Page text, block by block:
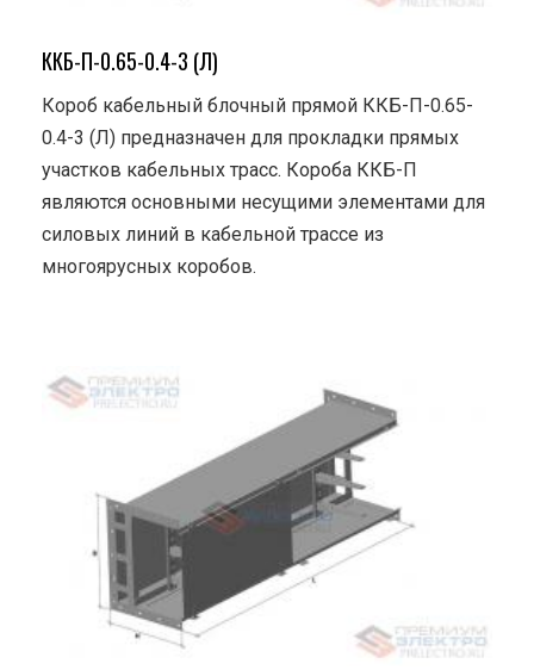
ККБ-П-0.65-0.4-3 (Л)
Короб кабельный блочный прямой ККБ-П-0.65-
0.4-3 (Л) предназначен для прокладки прямых
участков кабельных трасс. Короба ККБ-П
являются основными несущими элементами для
силовых линий в кабельной трассе из
многоярусных коробов.